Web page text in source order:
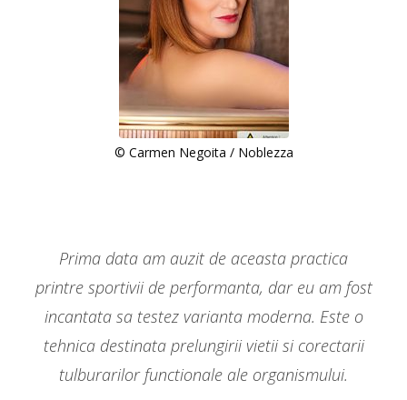
© Carmen Negoita / Noblezza
Prima data am auzit de aceasta practica
printre sportivii de performanta, dar eu am fost
incantata sa testez varianta moderna. Este o
tehnica destinata prelungirii vietii si corectarii
tulburarilor functionale ale organismului.